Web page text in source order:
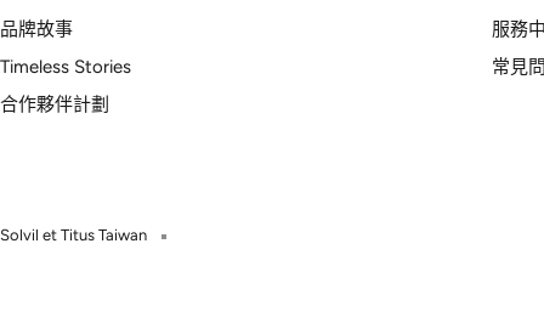
品牌故事
Timeless Stories
合作夥伴計劃
服務
常見
Solvil et Titus Taiwan